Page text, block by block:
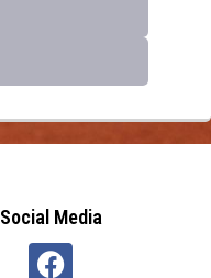
Social Media